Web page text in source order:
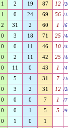
1 2 19 87 12 /
1 0 24 69 56 /
2 31 2 60 1 /6
0 3 18 71 25 /
0 0 11 46 10 /
0 2 11 42 25 /
0 11 0 43 1 /4
0 5 4 31 7 /
0 3 2 31 12 /
0 0 0 7 1 /7
0 0 1 5 5 /9
0 1 0 1